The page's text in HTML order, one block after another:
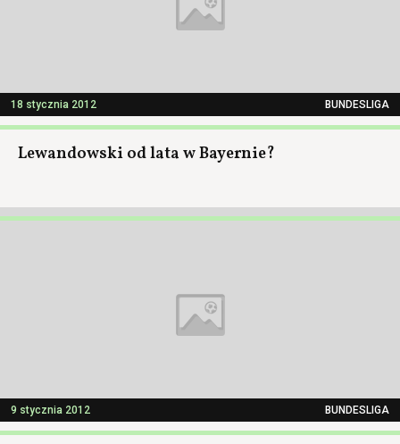
18 stycznia 2012 BUNDESLIGA
Lewandowski od lata w Bayernie?
9 stycznia 2012 BUNDESLIGA